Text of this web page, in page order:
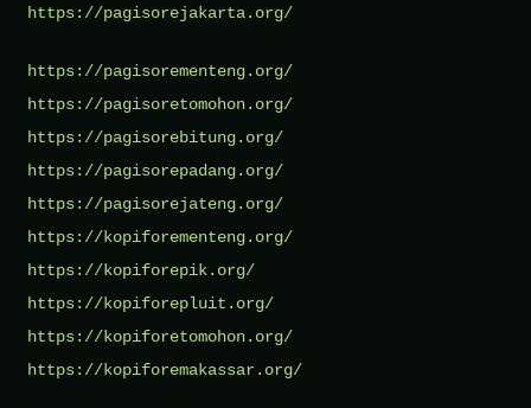
https://pagisorejakarta.org/
https://pagisorementeng.org/
https://pagisoretomohon.org/
https://pagisorebitung.org/
https://pagisorepadang.org/
https://pagisorejateng.org/
https://kopiforementeng.org/
https://kopiforepik.org/
https://kopiforepluit.org/
https://kopiforetomohon.org/
https://kopiforemakassar.org/